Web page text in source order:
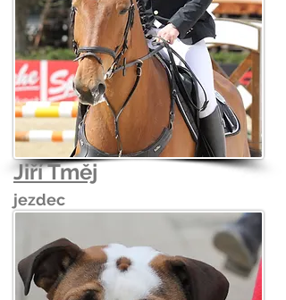
Jiří Tměj
jezdec